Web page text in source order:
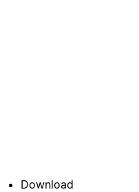
Download